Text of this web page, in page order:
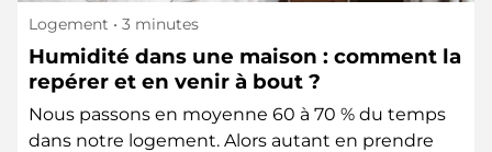
Logement • 3 minutes
Humidité dans une maison : comment la
repérer et en venir à bout ?
Nous passons en moyenne 60 à 70 % du temps
dans notre logement. Alors autant en prendre